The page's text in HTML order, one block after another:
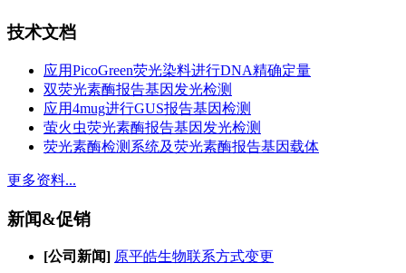
技术文档
应用PicoGreen荧光染料进行DNA精确定量
双荧光素酶报告基因发光检测
应用4mug进行GUS报告基因检测
萤火虫荧光素酶报告基因发光检测
荧光素酶检测系统及荧光素酶报告基因载体
更多资料...
新闻&促销
[公司新闻] 原平皓生物联系方式变更